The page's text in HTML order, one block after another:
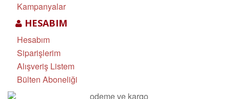
Kampanyalar
HESABIM
Hesabım
Siparişlerim
Alışveriş Listem
Bülten Aboneliği